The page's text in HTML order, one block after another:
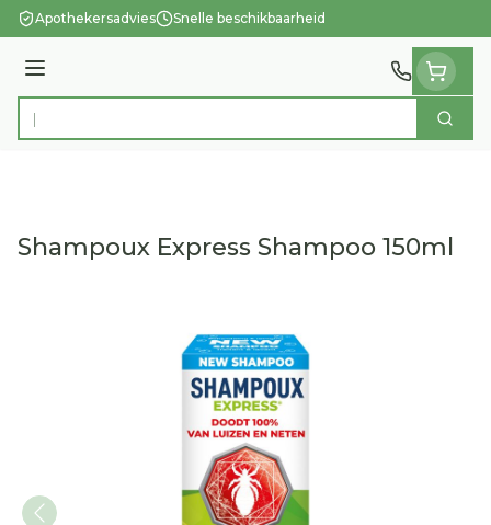
Ga naar de inhoud
Apothekersadvies Snelle beschikbaarheid
Menu
Product, merk, categorie... Zoek
Shampoux Express Shampoo 150ml